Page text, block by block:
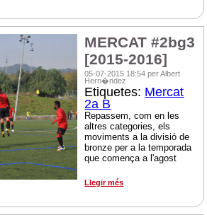
MERCAT #2bg3
[2015-2016]
05-07-2015 18:54 per Albert
Hern�ndez
Etiquetes: Mercat
2a B
Repassem, com en les
altres categories, els
moviments a la divisió de
bronze per a la temporada
que comença a l'agost
Llegir més